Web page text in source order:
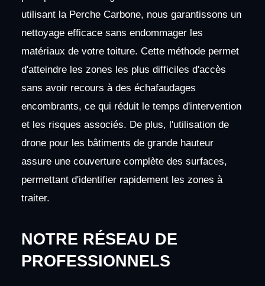
utilisant la Perche Carbone, nous garantissons un
nettoyage efficace sans endommager les
matériaux de votre toiture. Cette méthode permet
d'atteindre les zones les plus difficiles d'accès
sans avoir recours à des échafaudages
encombrants, ce qui réduit le temps d'intervention
et les risques associés. De plus, l'utilisation de
drone pour les bâtiments de grande hauteur
assure une couverture complète des surfaces,
permettant d'identifier rapidement les zones à
traiter.
NOTRE RÉSEAU DE
PROFESSIONNELS